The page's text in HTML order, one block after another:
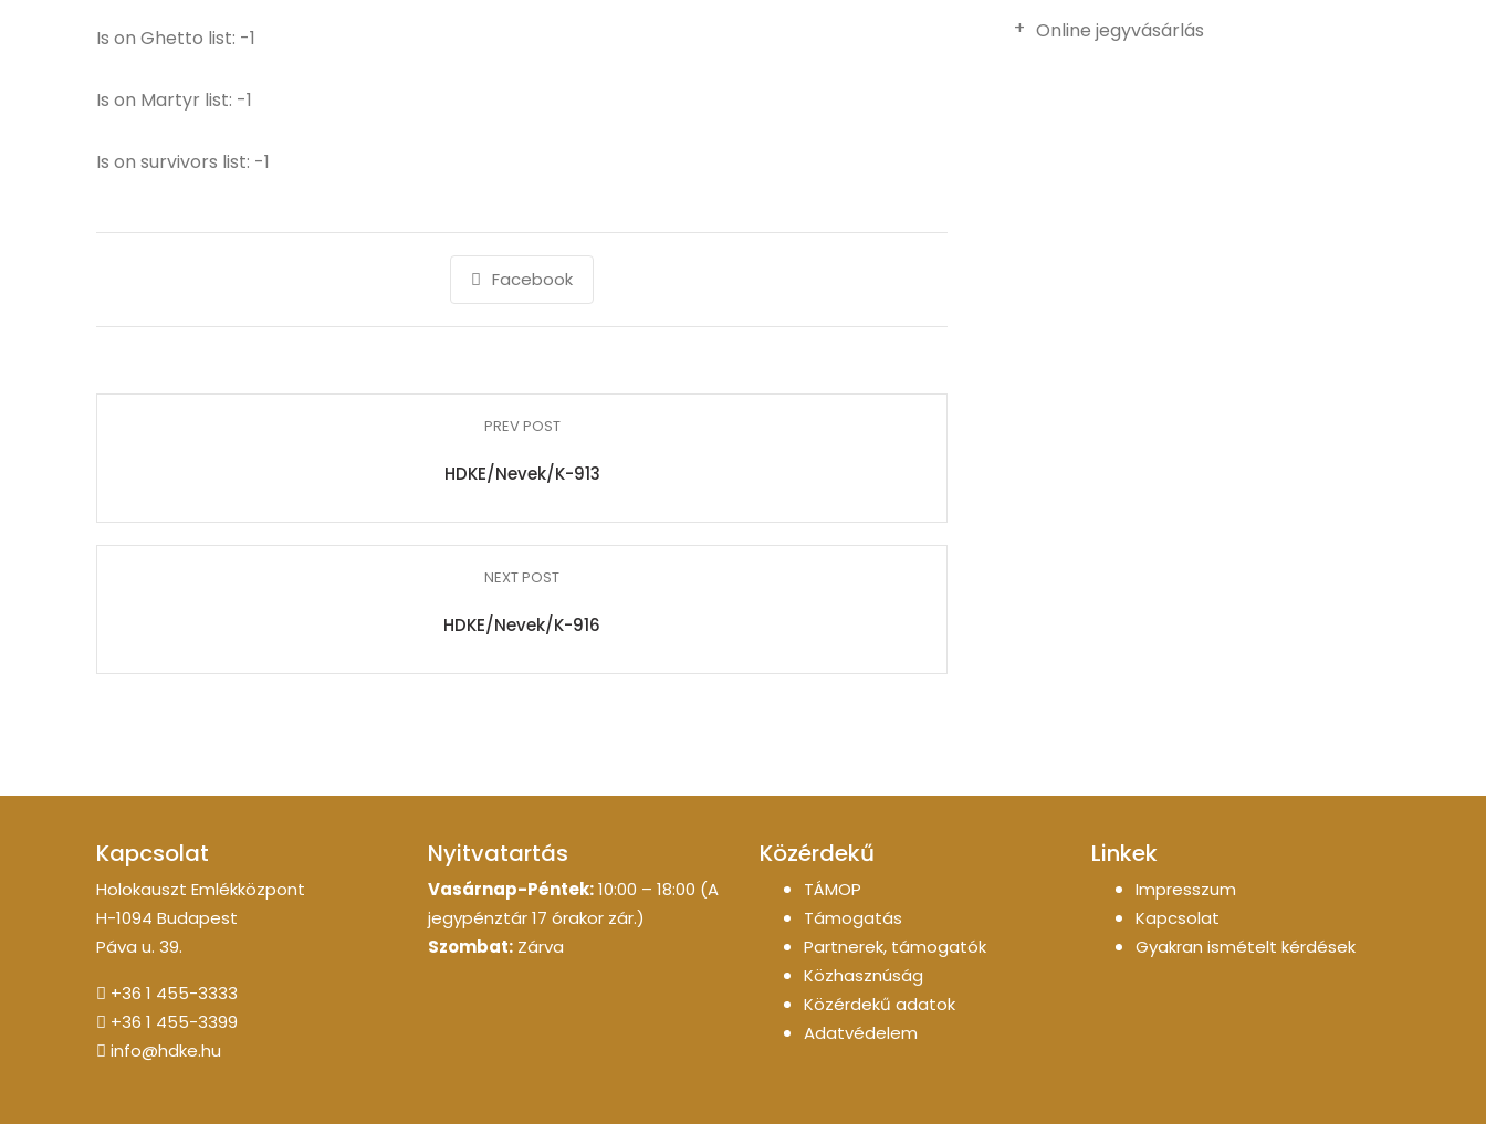
Is on Ghetto list: -1
Is on Martyr list: -1
Is on survivors list: -1
Facebook
PREV POST
HDKE/Nevek/K-913
NEXT POST
HDKE/Nevek/K-916
Online jegyvásárlás
Kapcsolat
Holokauszt Emlékközpont
H-1094 Budapest
Páva u. 39.
+36 1 455-3333
+36 1 455-3399
info@hdke.hu
Nyitvatartás
Vasárnap-Péntek:10:00 – 18:00 (A
jegypénztár 17 órakor zár.)
Szombat: Zárva
Közérdekű
TÁMOP
Támogatás
Partnerek, támogatók
Közhasznúság
Közérdekű adatok
Adatvédelem
Linkek
Impresszum
Kapcsolat
Gyakran ismételt kérdések